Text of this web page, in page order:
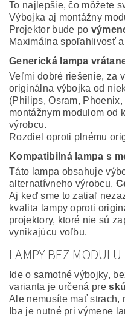
To najlepšie, čo môžete
Výbojka aj montážny
Projektor bude po
Maximálna spoľahlivosť
Generická lampa
Veľmi dobré riešenie, za
originálna výbojka od
(Philips, Osram,
montážnym modulom od
výrobcu.
Rozdiel oproti plnému
Kompatibilná lampa s
Táto lampa obsahuje
alternatívneho výrobcu.
Aj keď sme to zatiaľ
kvalita lampy oproti
projektory, ktoré nie sú
vynikajúcu voľbu.
LAMPY BEZ MODULU
Ide o samotné výbojky,
varianta je určená pre
Ale nemusíte mať strach,
Iba je nutné pri výmene